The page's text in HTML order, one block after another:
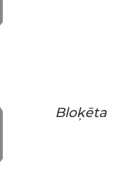
Bloķēta